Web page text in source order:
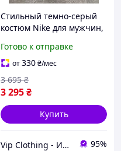
Стильный темно-серый
костюм Nike для мужчин,
на каждый день, Модные
костюмы из
качественных
материалов
Готово к отправке
от330₴/мес
3 295₴
3 695 ₴
Купить
Vip Clothing - Интернет магазин брендовой одежды 95%